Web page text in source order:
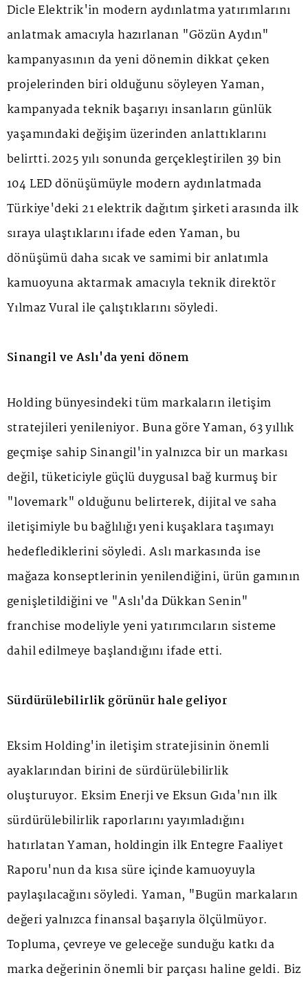
Dicle Elektrik'in modern aydınlatma yatırımlarını
anlatmak amacıyla hazırlanan "Gözün Aydın"
kampanyasının da yeni dönemin dikkat çeken
projelerinden biri olduğunu söyleyen Yaman,
kampanyada teknik başarıyı insanların günlük
yaşamındaki değişim üzerinden anlattıklarını
belirtti.2025 yılı sonunda gerçekleştirilen 39 bin
104 LED dönüşümüyle modern aydınlatmada
Türkiye'deki 21 elektrik dağıtım şirketi arasında ilk
sıraya ulaştıklarını ifade eden Yaman, bu
dönüşümü daha sıcak ve samimi bir anlatımla
kamuoyuna aktarmak amacıyla teknik direktör
Yılmaz Vural ile çalıştıklarını söyledi.
Sinangil ve Aslı'da yeni dönem
Holding bünyesindeki tüm markaların iletişim
stratejileri yenileniyor. Buna göre Yaman, 63 yıllık
geçmişe sahip Sinangil'in yalnızca bir un markası
değil, tüketiciyle güçlü duygusal bağ kurmuş bir
"lovemark" olduğunu belirterek, dijital ve saha
iletişimiyle bu bağlılığı yeni kuşaklara taşımayı
hedeflediklerini söyledi. Aslı markasında ise
mağaza konseptlerinin yenilendiğini, ürün gamının
genişletildiğini ve "Aslı'da Dükkan Senin"
franchise modeliyle yeni yatırımcıların sisteme
dahil edilmeye başlandığını ifade etti.
Sürdürülebilirlik görünür hale geliyor
Eksim Holding'in iletişim stratejisinin önemli
ayaklarından birini de sürdürülebilirlik
oluşturuyor. Eksim Enerji ve Eksun Gıda'nın ilk
sürdürülebilirlik raporlarını yayımladığını
hatırlatan Yaman, holdingin ilk Entegre Faaliyet
Raporu'nun da kısa süre içinde kamuoyuyla
paylaşılacağını söyledi. Yaman, "Bugün markaların
değeri yalnızca finansal başarıyla ölçülmüyor.
Topluma, çevreye ve geleceğe sunduğu katkı da
marka değerinin önemli bir parçası haline geldi. Biz